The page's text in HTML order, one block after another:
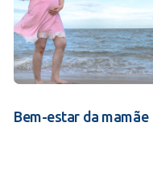
Bem-estar da mamãe